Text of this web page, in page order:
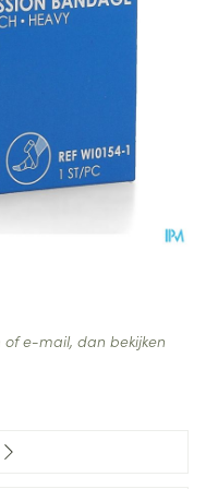
e-mail, dan bekijken